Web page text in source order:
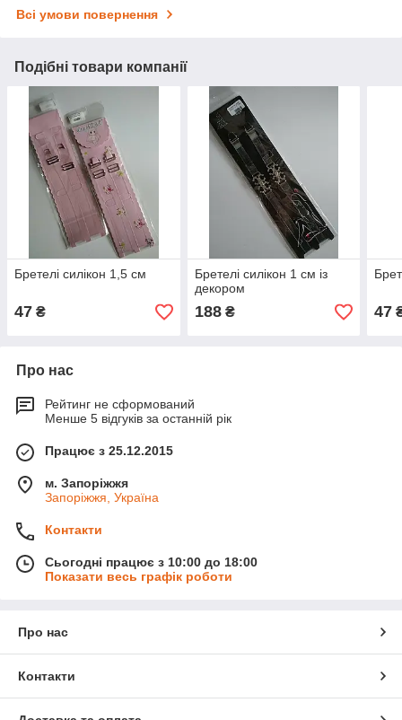
Всі умови повернення
Подібні товари компанії
Бретелі силікон 1,5 см
47 ₴
Бретелі силікон 1 см із
декором
188₴ 47
Про нас
Рейтинг не сформований
Менше 5 відгуків за останній рік
Працює з 25.12.2015
м. Запоріжжя
Запоріжжя, Україна
Контакти
Сьогодні працює з 10:00 до 18:00
Показати весь графік роботи
Про нас
Контакти